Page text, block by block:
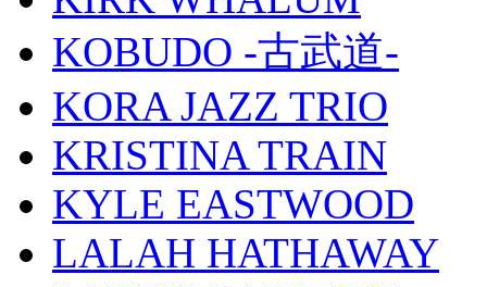
KOBUDO -古武道-
KORA JAZZ TRIO
KRISTINA TRAIN
KYLE EASTWOOD
LALAH HATHAWAY